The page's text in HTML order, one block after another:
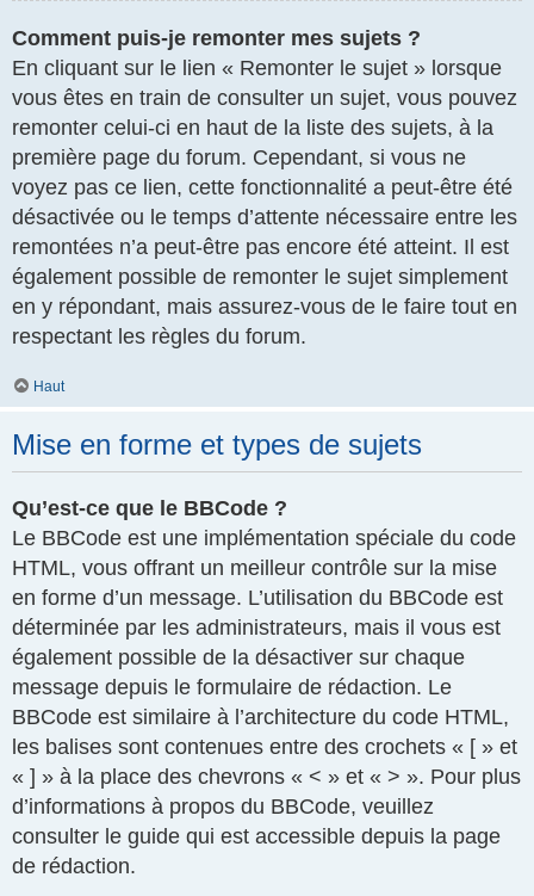
Comment puis-je remonter mes sujets ?
En cliquant sur le lien « Remonter le sujet » lorsque
vous êtes en train de consulter un sujet, vous pouvez
remonter celui-ci en haut de la liste des sujets, à la
première page du forum. Cependant, si vous ne
voyez pas ce lien, cette fonctionnalité a peut-être été
désactivée ou le temps d’attente nécessaire entre les
remontées n’a peut-être pas encore été atteint. Il est
également possible de remonter le sujet simplement
en y répondant, mais assurez-vous de le faire tout en
respectant les règles du forum.
Haut
Mise en forme et types de sujets
Qu’est-ce que le BBCode ?
Le BBCode est une implémentation spéciale du code
HTML, vous offrant un meilleur contrôle sur la mise
en forme d’un message. L’utilisation du BBCode est
déterminée par les administrateurs, mais il vous est
également possible de la désactiver sur chaque
message depuis le formulaire de rédaction. Le
BBCode est similaire à l’architecture du code HTML,
les balises sont contenues entre des crochets « [ » et
« ] » à la place des chevrons « < » et « > ». Pour plus
d’informations à propos du BBCode, veuillez
consulter le guide qui est accessible depuis la page
de rédaction.